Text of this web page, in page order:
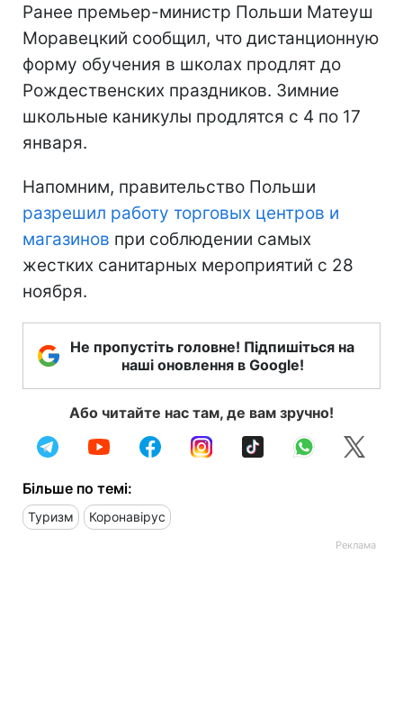
Ранее премьер-министр Польши Матеуш
Моравецкий сообщил, что дистанционную
форму обучения в школах продлят до
Рождественских праздников. Зимние
школьные каникулы продлятся с 4 по 17
января.
Напомним, правительство Польши
разрешил работу торговых центров и
магазинов при соблюдении самых
жестких санитарных мероприятий с 28
ноября.
Не пропустіть головне! Підпишіться на
наші оновлення в Google!
Або читайте нас там, де вам зручно!
Більше по темі:
Туризм Коронавірус